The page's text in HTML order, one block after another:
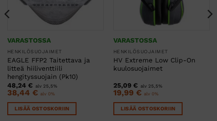
VARASTOSSA
HENKILÖSUOJAIMET
EAGLE FFP2 Taitettava ja
litteä hiiliventtiili
hengityssuojain (Pk10)
48,24 € alv 25,5%
38,44 € alv 0%
LISÄÄ OSTOSKORIIN
VARASTOSSA
HENKILÖSUOJAIMET
HV Extreme Low Clip-On
kuulosuojaimet
25,09 € alv 25,5%
19,99 € alv 0%
LISÄÄ OSTOSKORIIN